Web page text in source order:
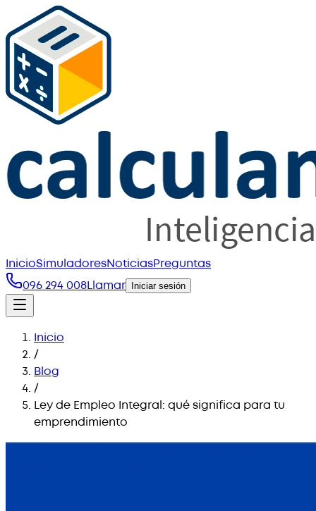
InicioSimuladoresNoticiasPreguntas
096 294 008Llamar Iniciar sesión
Inicio
/
Blog
/
Ley de Empleo Integral: qué significa para tu
emprendimiento